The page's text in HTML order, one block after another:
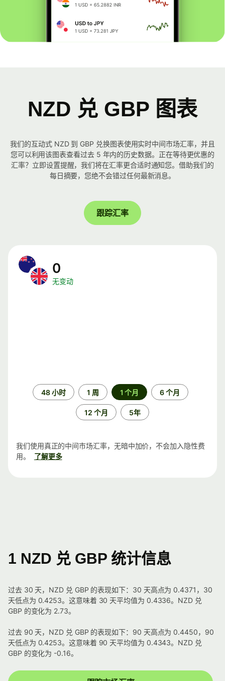
NZD 兑 GBP 图表
我们的互动式 NZD 到 GBP 兑换图表使用实时中间市场汇率，并且
您可以利用该图表查看过去 5 年内的历史数据。正在等待更优惠的
汇率？立即设置提醒，我们将在汇率更合适时通知您。借助我们的
每日摘要，您绝不会错过任何最新消息。
跟踪汇率
0
无变动
48 小时 1 周 1 个月 6 个月
12 个月 5年
我们使用真正的中间市场汇率，无暗中加价，不会加入隐性费
用。
了解更多
1 NZD 兑 GBP 统计信息
过去 30 天，NZD 兑 GBP 的表现如下：30 天高点为 0.4371，30
天低点为 0.4253。这意味着 30 天平均值为 0.4336。NZD 兑
GBP 的变化为 2.73。
过去 90 天，NZD 兑 GBP 的表现如下：90 天高点为 0.4450，90
天低点为 0.4253。这意味着 90 天平均值为 0.4343。NZD 兑
GBP 的变化为 -0.16。